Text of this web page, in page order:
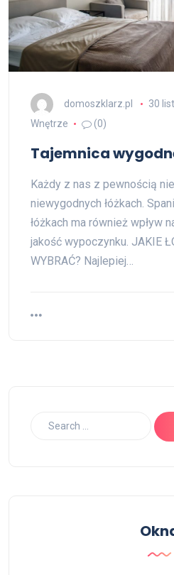
domoszklarz.pl
30
Wnętrze
(0)
Tajemnica
Każdy z nas z pewnością
niewygodnych łóżkach.
łóżkach ma również wpływ
jakość wypoczynku. JAKIE
WYBRAĆ? Najlepiej…